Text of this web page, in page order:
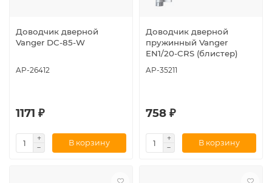
Доводчик дверной
Vanger DC-85-W
AP-26412
1171 ₽
В корзину
Доводчик дверной
пружинный Vanger
EN1/20-CRS (блистер)
AP-35211
758 ₽
В корзину